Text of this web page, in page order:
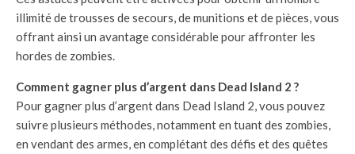
illimité de trousses de secours, de munitions et de pièces, vous
offrant ainsi un avantage considérable pour affronter les
hordes de zombies.
Comment gagner plus d’argent dans Dead Island 2 ?
Pour gagner plus d’argent dans Dead Island 2, vous pouvez
suivre plusieurs méthodes, notamment en tuant des zombies,
en vendant des armes, en complétant des défis et des quêtes